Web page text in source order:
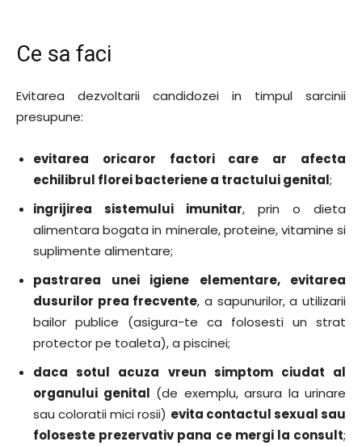
Ce sa faci
Evitarea dezvoltarii candidozei in timpul sarcinii
presupune:
evitarea oricaror factori care ar afecta
echilibrul florei bacteriene a tractului genital;
ingrijirea sistemului imunitar, prin o dieta
alimentara bogata in minerale, proteine, vitamine si
suplimente alimentare;
pastrarea unei igiene elementare, evitarea
dusurilor prea frecvente, a sapunurilor, a utilizarii
bailor publice (asigura-te ca folosesti un strat
protector pe toaleta), a piscinei;
daca sotul acuza vreun simptom ciudat al
organului genital (de exemplu, arsura la urinare
sau coloratii mici rosii) evita contactul sexual sau
foloseste prezervativ pana ce mergi la consult;